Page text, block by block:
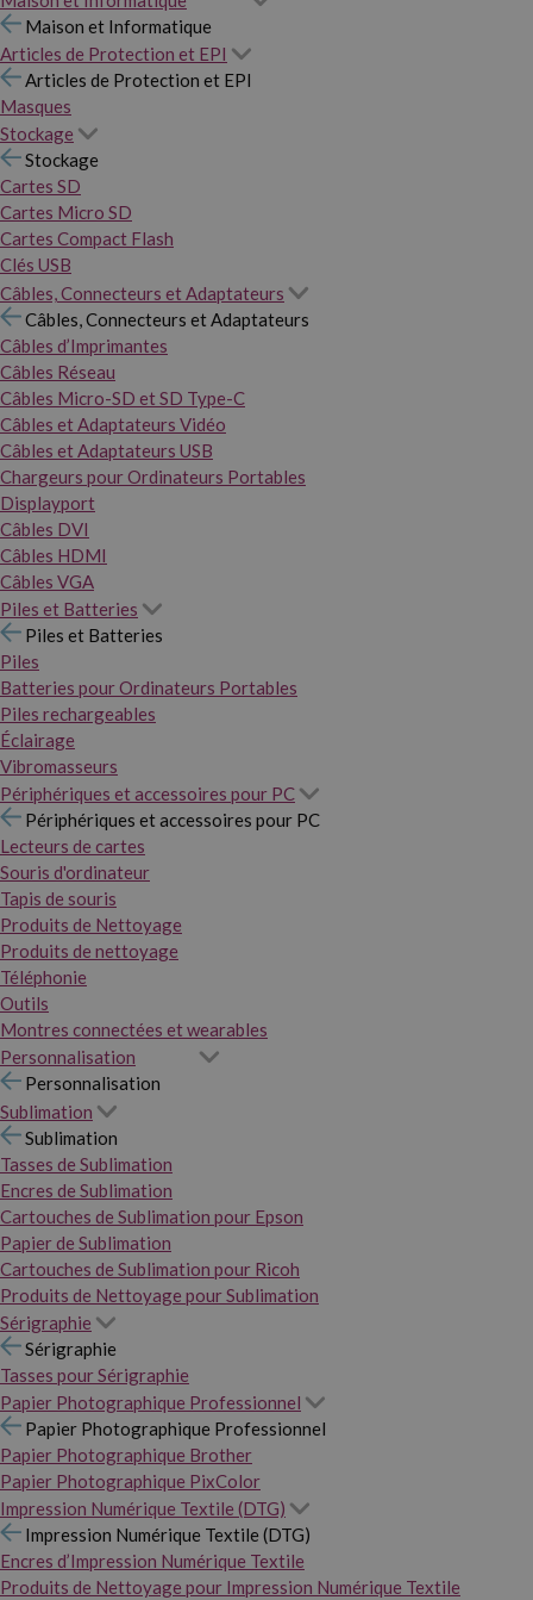
Maison et Informatique
Articles de Protection et EPI
Articles de Protection et EPI
Masques
Stockage
Stockage
Cartes SD
Cartes Micro SD
Cartes Compact Flash
Clés USB
Câbles, Connecteurs et Adaptateurs
Câbles, Connecteurs et Adaptateurs
Câbles d’Imprimantes
Câbles Réseau
Câbles Micro-SD et SD Type-C
Câbles et Adaptateurs Vidéo
Câbles et Adaptateurs USB
Chargeurs pour Ordinateurs Portables
Displayport
Câbles DVI
Câbles HDMI
Câbles VGA
Piles et Batteries
Piles et Batteries
Piles
Batteries pour Ordinateurs Portables
Piles rechargeables
Éclairage
Vibromasseurs
Périphériques et accessoires pour PC
Périphériques et accessoires pour PC
Lecteurs de cartes
Souris d'ordinateur
Tapis de souris
Produits de Nettoyage
Produits de nettoyage
Téléphonie
Outils
Montres connectées et wearables
Personnalisation
Personnalisation
Sublimation
Sublimation
Tasses de Sublimation
Encres de Sublimation
Cartouches de Sublimation pour Epson
Papier de Sublimation
Cartouches de Sublimation pour Ricoh
Produits de Nettoyage pour Sublimation
Sérigraphie
Sérigraphie
Tasses pour Sérigraphie
Papier Photographique Professionnel
Papier Photographique Professionnel
Papier Photographique Brother
Papier Photographique PixColor
Impression Numérique Textile (DTG)
Impression Numérique Textile (DTG)
Encres d’Impression Numérique Textile
Produits de Nettoyage pour Impression Numérique Textile